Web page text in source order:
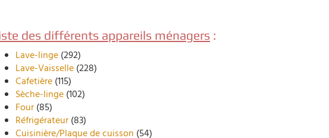
des différents appareils ménagers :
Lave-linge(292)
Lave-Vaisselle(228)
Cafetière(115)
Sèche-linge(102)
Four(85)
Réfrigérateur(83)
Cuisinière/Plaque de cuisson (54)